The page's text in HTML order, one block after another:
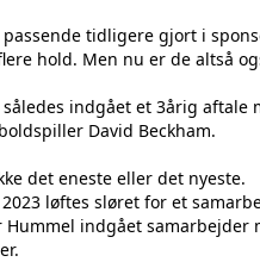
tidligere gjort i
hold. Men nu er de altså
indgået et 3årig aftale
David Beckham.
det eneste eller det nyeste.
løftes sløret for et
indgået samarbejder